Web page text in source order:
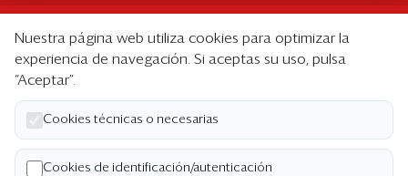
Suscripción individual
Paquetes corporativos
Edición Impresa
Nosotros
Nuestra página web utiliza cookies para optimizar la
experiencia de navegación. Si aceptas su uso, pulsa
“Aceptar”.
Cookies técnicas o necesarias
Cookies de identificación/autenticación